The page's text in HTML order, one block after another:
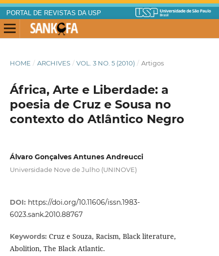
PORTAL DE REVISTAS DA USP
HOME / ARCHIVES / VOL. 3 NO. 5 (2010) / Artigos
África, Arte e Liberdade: a
poesia de Cruz e Sousa no
contexto do Atlântico Negro
Álvaro Gonçalves Antunes Andreucci
Universidade Nove de Julho (UNINOVE)
DOI: https://doi.org/10.11606/issn.1983-
6023.sank.2010.88767
Keywords: Cruz e Souza, Racism, Black literature,
Abolition, The Black Atlantic.